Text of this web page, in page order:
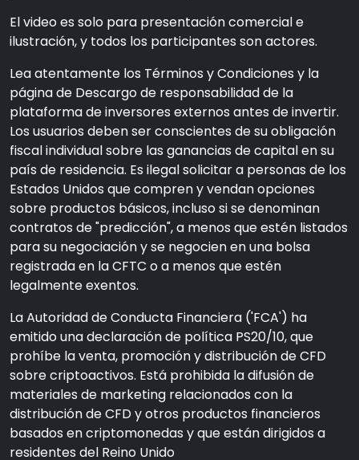
El video es solo para presentación comercial e
ilustración, y todos los participantes son actores.
Lea atentamente los Términos y Condiciones y la
página de Descargo de responsabilidad de la
plataforma de inversores externos antes de invertir.
Los usuarios deben ser conscientes de su obligación
fiscal individual sobre las ganancias de capital en su
país de residencia. Es ilegal solicitar a personas de los
Estados Unidos que compren y vendan opciones
sobre productos básicos, incluso si se denominan
contratos de "predicción", a menos que estén listados
para su negociación y se negocien en una bolsa
registrada en la CFTC o a menos que estén
legalmente exentos.
La Autoridad de Conducta Financiera ('FCA') ha
emitido una declaración de política PS20/10, que
prohíbe la venta, promoción y distribución de CFD
sobre criptoactivos. Está prohibida la difusión de
materiales de marketing relacionados con la
distribución de CFD y otros productos financieros
basados en criptomonedas y que están dirigidos a
residentes del Reino Unido